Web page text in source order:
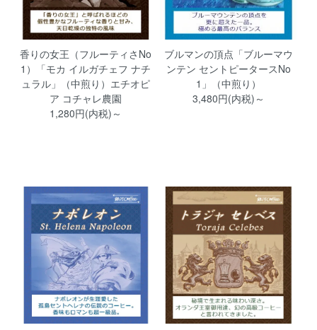
香りの女王（フルーティさNo
1）「モカ イルガチェフ ナチ
ュラル」（中煎り）エチオピ
ア コチャレ農園
1,280円(内税)～
ブルマンの頂点「ブルーマウ
ンテン セントピータースNo
1」（中煎り）
3,480円(内税)～